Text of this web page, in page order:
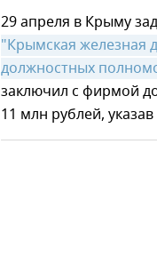
29 апреля в Крыму
"Крымская железная
должностных
заключил с фирмой
11 млн рублей,